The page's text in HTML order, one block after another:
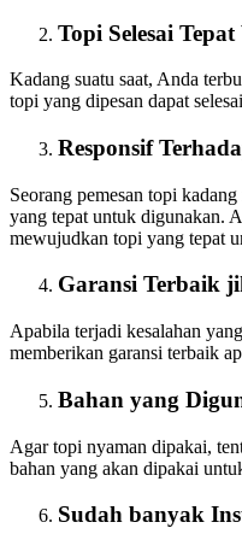
Topi Selesai
Kadang suatu saat, Anda
topi yang dipesan dapat
Responsif
Seorang pemesan topi
yang tepat untuk digunakan.
mewujudkan topi yang tepat
Garansi Terbaik
Apabila terjadi kesalahan
memberikan garansi terbaik
Bahan yang
Agar topi nyaman dipakai,
bahan yang akan dipakai
Sudah banyak